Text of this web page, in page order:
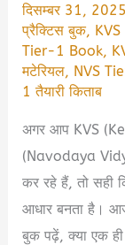
दिसम्बर 31, 2025
प्रैक्टिस बुक,
Tier-1 Book,
मटेरियल, NVS
1 तैयारी किताब
अगर आप KVS
(Navodaya
कर रहे हैं, तो सही
आधार बनता है।
बुक पढ़ें, क्या एक